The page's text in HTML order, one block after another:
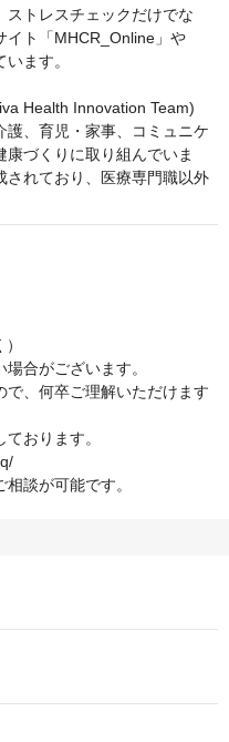
ストレスチェックだけでな
イト「MHCR_Online」や
ます。
Health Innovation Team)
、育児・家事、コミュニケ
づくりに取り組んでいま
されており、医療専門職以外
合がございます。
、何卒ご理解いただけます
おります。
談が可能です。